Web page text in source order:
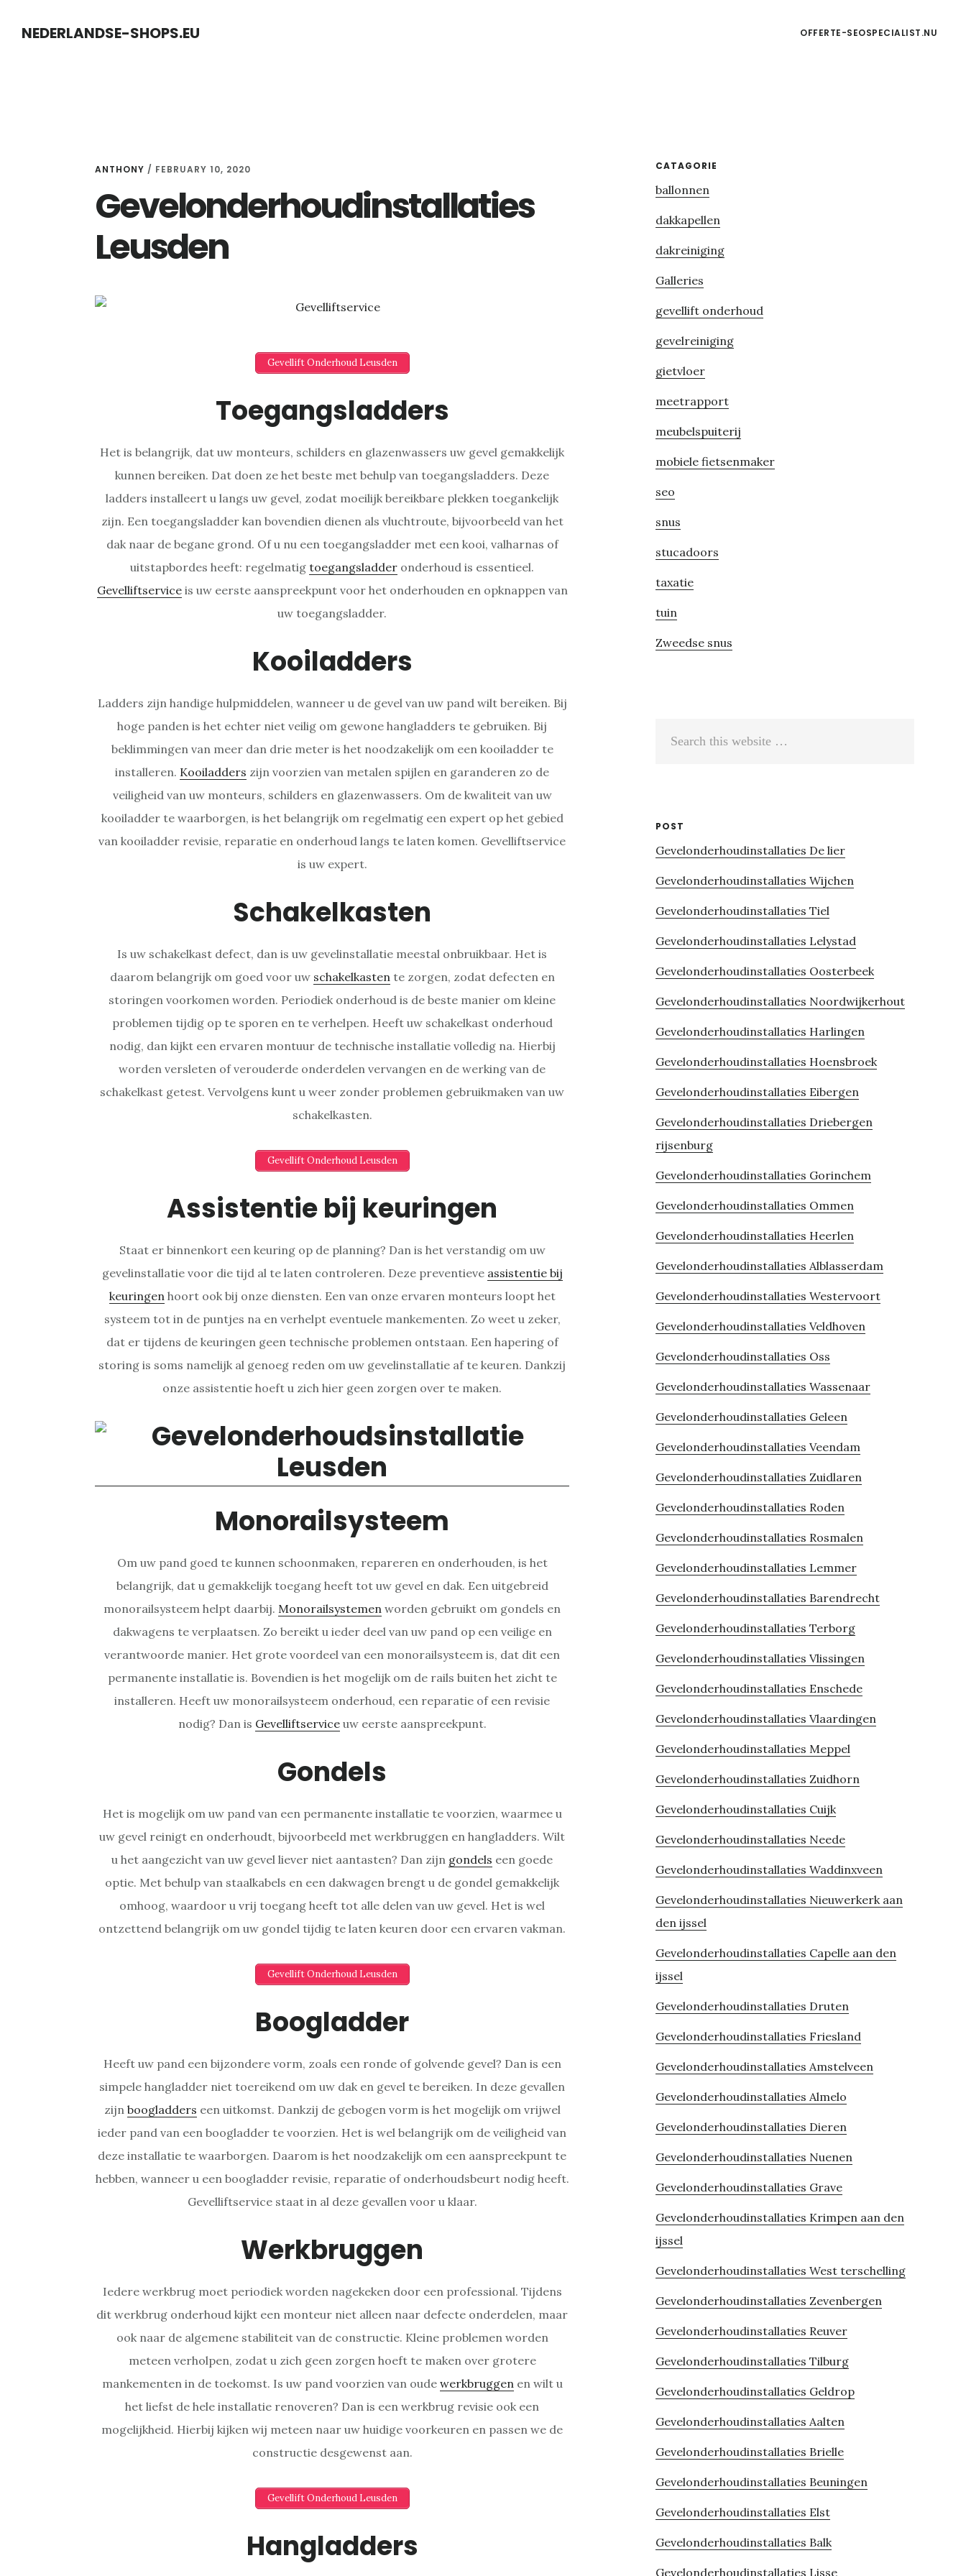
NEDERLANDSE-SHOPS.EU OFFERTE-SEOSPECIALIST.NU
ANTHONY / FEBRUARY 10, 2020
Gevelonderhoudinstallaties
Leusden
Gevellift Onderhoud Leusden
Toegangsladders
Het is belangrijk, dat uw monteurs, schilders en glazenwassers uw gevel gemakkelijk
kunnen bereiken. Dat doen ze het beste met behulp van toegangsladders. Deze
ladders installeert u langs uw gevel, zodat moeilijk bereikbare plekken toegankelijk
zijn. Een toegangsladder kan bovendien dienen als vluchtroute, bijvoorbeeld van het
dak naar de begane grond. Of u nu een toegangsladder met een kooi, valharnas of
uitstapbordes heeft: regelmatig toegangsladder onderhoud is essentieel.
Gevelliftserviceis uw eerste aanspreekpunt voor het onderhouden en opknappen van
uw toegangsladder.
Kooiladders
Ladders zijn handige hulpmiddelen, wanneer u de gevel van uw pand wilt bereiken. Bij
hoge panden is het echter niet veilig om gewone hangladders te gebruiken. Bij
beklimmingen van meer dan drie meter is het noodzakelijk om een kooiladder te
installeren. Kooiladders zijn voorzien van metalen spijlen en garanderen zo de
veiligheid van uw monteurs, schilders en glazenwassers. Om de kwaliteit van uw
kooiladder te waarborgen, is het belangrijk om regelmatig een expert op het gebied
van kooiladder revisie, reparatie en onderhoud langs te laten komen. Gevelliftservice
is uw expert.
Schakelkasten
Is uw schakelkast defect, dan is uw gevelinstallatie meestal onbruikbaar. Het is
daarom belangrijk om goed voor uw schakelkastente zorgen, zodat defecten en
storingen voorkomen worden. Periodiek onderhoud is de beste manier om kleine
problemen tijdig op te sporen en te verhelpen. Heeft uw schakelkast onderhoud
nodig, dan kijkt een ervaren montuur de technische installatie volledig na. Hierbij
worden versleten of verouderde onderdelen vervangen en de werking van de
schakelkast getest. Vervolgens kunt u weer zonder problemen gebruikmaken van uw
schakelkasten.
Gevellift Onderhoud Leusden
Assistentie bij keuringen
Staat er binnenkort een keuring op de planning? Dan is het verstandig om uw
gevelinstallatie voor die tijd al te laten controleren. Deze preventieve assistentie bij
keuringenhoort ook bij onze diensten. Een van onze ervaren monteurs loopt het
systeem tot in de puntjes na en verhelpt eventuele mankementen. Zo weet u zeker,
dat er tijdens de keuringen geen technische problemen ontstaan. Een hapering of
storing is soms namelijk al genoeg reden om uw gevelinstallatie af te keuren. Dankzij
onze assistentie hoeft u zich hier geen zorgen over te maken.
Monorailsysteem
Om uw pand goed te kunnen schoonmaken, repareren en onderhouden, is het
belangrijk, dat u gemakkelijk toegang heeft tot uw gevel en dak. Een uitgebreid
monorailsysteem helpt daarbij. Monorailsystemen worden gebruikt om gondels en
dakwagens te verplaatsen. Zo bereikt u ieder deel van uw pand op een veilige en
verantwoorde manier. Het grote voordeel van een monorailsysteem is, dat dit een
permanente installatie is. Bovendien is het mogelijk om de rails buiten het zicht te
installeren. Heeft uw monorailsysteem onderhoud, een reparatie of een revisie
nodig? Dan is Gevelliftserviceuw eerste aanspreekpunt.
Gondels
Het is mogelijk om uw pand van een permanente installatie te voorzien, waarmee u
uw gevel reinigt en onderhoudt, bijvoorbeeld met werkbruggen en hangladders. Wilt
u het aangezicht van uw gevel liever niet aantasten? Dan zijn gondels een goede
optie. Met behulp van staalkabels en een dakwagen brengt u de gondel gemakkelijk
omhoog, waardoor u vrij toegang heeft tot alle delen van uw gevel. Het is wel
ontzettend belangrijk om uw gondel tijdig te laten keuren door een ervaren vakman.
Gevellift Onderhoud Leusden
Boogladder
Heeft uw pand een bijzondere vorm, zoals een ronde of golvende gevel? Dan is een
simpele hangladder niet toereikend om uw dak en gevel te bereiken. In deze gevallen
zijn boogladders een uitkomst. Dankzij de gebogen vorm is het mogelijk om vrijwel
ieder pand van een boogladder te voorzien. Het is wel belangrijk om de veiligheid van
deze installatie te waarborgen. Daarom is het noodzakelijk om een aanspreekpunt te
hebben, wanneer u een boogladder revisie, reparatie of onderhoudsbeurt nodig heeft.
Gevelliftservice staat in al deze gevallen voor u klaar.
Werkbruggen
Iedere werkbrug moet periodiek worden nagekeken door een professional. Tijdens
dit werkbrug onderhoud kijkt een monteur niet alleen naar defecte onderdelen, maar
ook naar de algemene stabiliteit van de constructie. Kleine problemen worden
meteen verholpen, zodat u zich geen zorgen hoeft te maken over grotere
mankementen in de toekomst. Is uw pand voorzien van oude werkbruggenen wilt u
het liefst de hele installatie renoveren? Dan is een werkbrug revisie ook een
mogelijkheid. Hierbij kijken wij meteen naar uw huidige voorkeuren en passen we de
constructie desgewenst aan.
Gevellift Onderhoud Leusden
Hangladders
Primary
Sidebar
CATAGORIE
ballonnen
dakkapellen
dakreiniging
Galleries
gevellift onderhoud
gevelreiniging
gietvloer
meetrapport
meubelspuiterij
mobiele fietsenmaker
seo
snus
stucadoors
taxatie
tuin
Zweedse snus
POST
Gevelonderhoudinstallaties De lier
Gevelonderhoudinstallaties Wijchen
Gevelonderhoudinstallaties Tiel
Gevelonderhoudinstallaties Lelystad
Gevelonderhoudinstallaties Oosterbeek
Gevelonderhoudinstallaties Noordwijkerhout
Gevelonderhoudinstallaties Harlingen
Gevelonderhoudinstallaties Hoensbroek
Gevelonderhoudinstallaties Eibergen
Gevelonderhoudinstallaties Driebergen
rijsenburg
Gevelonderhoudinstallaties Gorinchem
Gevelonderhoudinstallaties Ommen
Gevelonderhoudinstallaties Heerlen
Gevelonderhoudinstallaties Alblasserdam
Gevelonderhoudinstallaties Westervoort
Gevelonderhoudinstallaties Veldhoven
Gevelonderhoudinstallaties Oss
Gevelonderhoudinstallaties Wassenaar
Gevelonderhoudinstallaties Geleen
Gevelonderhoudinstallaties Veendam
Gevelonderhoudinstallaties Zuidlaren
Gevelonderhoudinstallaties Roden
Gevelonderhoudinstallaties Rosmalen
Gevelonderhoudinstallaties Lemmer
Gevelonderhoudinstallaties Barendrecht
Gevelonderhoudinstallaties Terborg
Gevelonderhoudinstallaties Vlissingen
Gevelonderhoudinstallaties Enschede
Gevelonderhoudinstallaties Vlaardingen
Gevelonderhoudinstallaties Meppel
Gevelonderhoudinstallaties Zuidhorn
Gevelonderhoudinstallaties Cuijk
Gevelonderhoudinstallaties Neede
Gevelonderhoudinstallaties Waddinxveen
Gevelonderhoudinstallaties Nieuwerkerk aan
den ijssel
Gevelonderhoudinstallaties Capelle aan den
ijssel
Gevelonderhoudinstallaties Druten
Gevelonderhoudinstallaties Friesland
Gevelonderhoudinstallaties Amstelveen
Gevelonderhoudinstallaties Almelo
Gevelonderhoudinstallaties Dieren
Gevelonderhoudinstallaties Nuenen
Gevelonderhoudinstallaties Grave
Gevelonderhoudinstallaties Krimpen aan den
ijssel
Gevelonderhoudinstallaties West terschelling
Gevelonderhoudinstallaties Zevenbergen
Gevelonderhoudinstallaties Reuver
Gevelonderhoudinstallaties Tilburg
Gevelonderhoudinstallaties Geldrop
Gevelonderhoudinstallaties Aalten
Gevelonderhoudinstallaties Brielle
Gevelonderhoudinstallaties Beuningen
Gevelonderhoudinstallaties Elst
Gevelonderhoudinstallaties Balk
Gevelonderhoudinstallaties Lisse